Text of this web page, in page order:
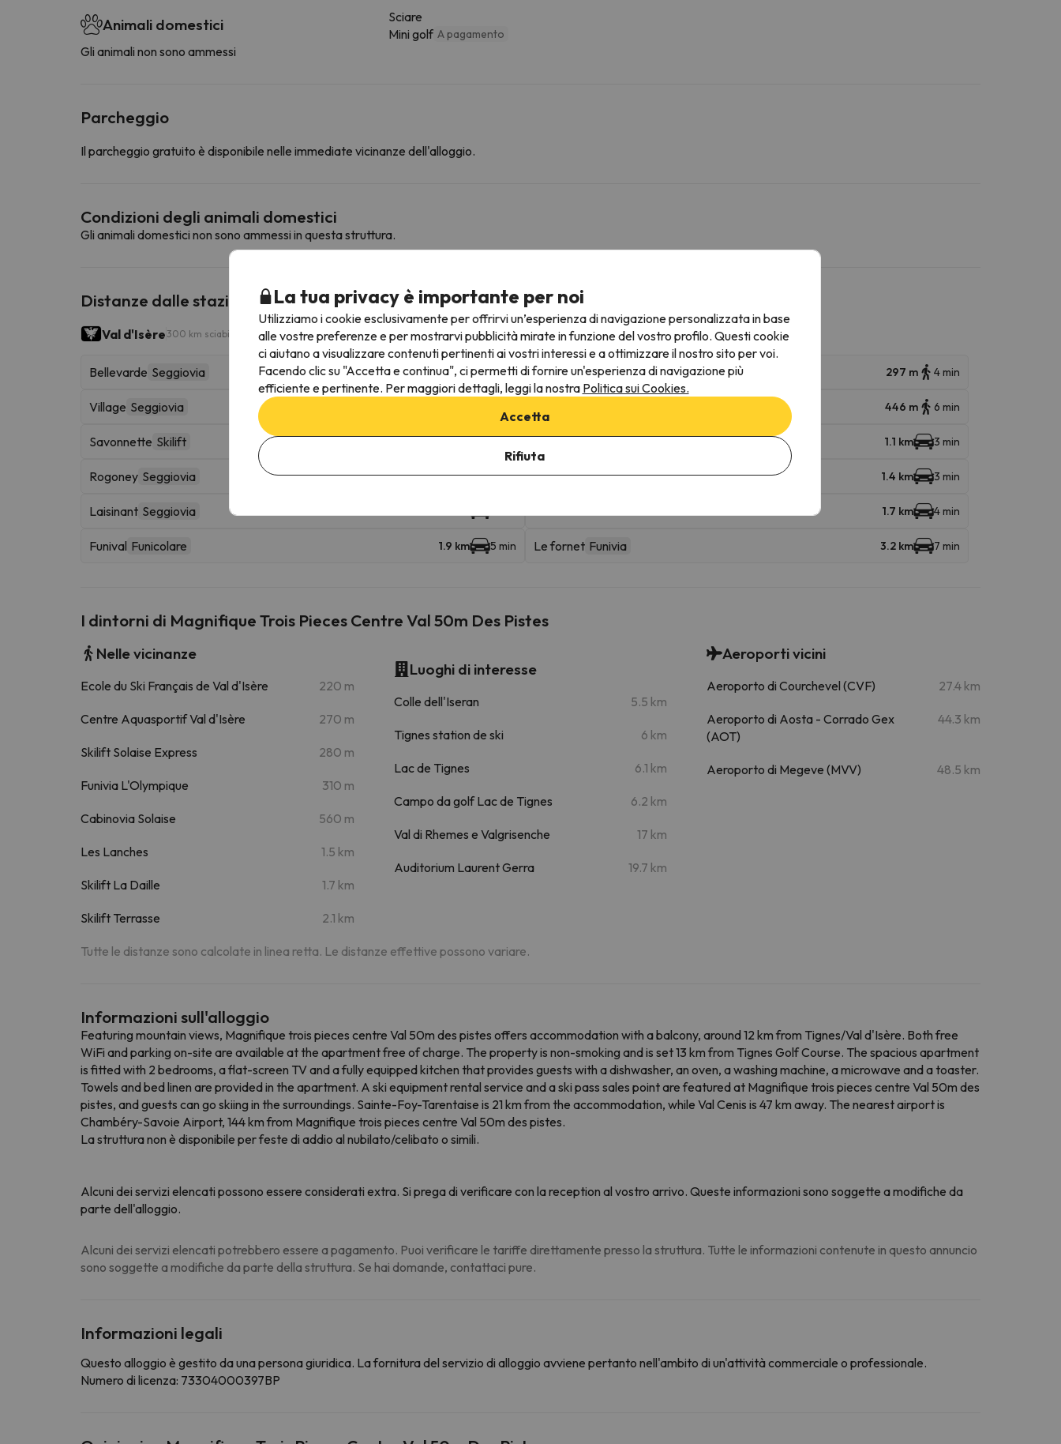
Animali domestici
Gli animali non sono ammessi
Sciare
Mini golf A pagamento
Parcheggio
Il parcheggio gratuito è disponibile nelle immediate vicinanze dell'alloggio.
Condizioni degli animali domestici
Gli animali domestici non sono ammessi in questa struttura.
Distanze dalle stazioni sciistiche vicine
Val d'Isère 300 km sciabili
Bellevarde Seggiovia 244 m 4 min Solaise Cabinovia 297 m 4 min
Village Seggiovia 446 m 6 min
Savonnette Skilift 451 m 7 min Legettaz Skilift 1.1 km 3 min
Rogoney Seggiovia 1.1 km 4 min Lasinant 1.4 km 3 min
Laisinant Seggiovia 1.7 km 4 min
Funival Funicolare 1.9 km 5 min Le fornet Funivia 3.2 km 7 min
I dintorni di Magnifique Trois Pieces Centre Val 50m Des Pistes
Nelle vicinanze
Ecole du Ski Français de Val d'Isère 220 m
Centre Aquasportif Val d'Isère 270 m
Skilift Solaise Express 280 m
Funivia L'Olympique 310 m
Cabinovia Solaise 560 m
Les Lanches 1.5 km
Skilift La Daille 1.7 km
Skilift Terrasse 2.1 km
Luoghi di interesse
Colle dell'Iseran 5.5 km
Tignes station de ski 6 km
Lac de Tignes 6.1 km
Campo da golf Lac de Tignes 6.2 km
Val di Rhemes e Valgrisenche 17 km
Auditorium Laurent Gerra 19.7 km
Aeroporti vicini
Aeroporto di Courchevel (CVF) 27.4 km
Aeroporto di Aosta - Corrado Gex
(AOT)
44.3 km
Aeroporto di Megeve (MVV) 48.5 km
Tutte le distanze sono calcolate in linea retta. Le distanze effettive possono variare.
Informazioni sull'alloggio
Featuring mountain views, Magnifique trois pieces centre Val 50m des pistes offers accommodation with a balcony, around 12 km from Tignes/Val d'Isère. Both free
WiFi and parking on-site are available at the apartment free of charge. The property is non-smoking and is set 13 km from Tignes Golf Course. The spacious apartment
is fitted with 2 bedrooms, a flat-screen TV and a fully equipped kitchen that provides guests with a dishwasher, an oven, a washing machine, a microwave and a toaster.
Towels and bed linen are provided in the apartment. A ski equipment rental service and a ski pass sales point are featured at Magnifique trois pieces centre Val 50m des
pistes, and guests can go skiing in the surroundings. Sainte-Foy-Tarentaise is 21 km from the accommodation, while Val Cenis is 47 km away. The nearest airport is
Chambéry-Savoie Airport, 144 km from Magnifique trois pieces centre Val 50m des pistes.
La struttura non è disponibile per feste di addio al nubilato/celibato o simili.
Alcuni dei servizi elencati possono essere considerati extra. Si prega di verificare con la reception al vostro arrivo. Queste informazioni sono soggette a modifiche da
parte dell'alloggio.
Alcuni dei servizi elencati potrebbero essere a pagamento. Puoi verificare le tariffe direttamente presso la struttura. Tutte le informazioni contenute in questo annuncio
sono soggette a modifiche da parte della struttura. Se hai domande, contattaci pure.
Informazioni legali
Questo alloggio è gestito da una persona giuridica. La fornitura del servizio di alloggio avviene pertanto nell'ambito di un'attività commerciale o professionale.
Numero di licenza: 73304000397BP
La tua privacy è importante per noi
Utilizziamo i cookie esclusivamente per offrirvi un’esperienza di navigazione personalizzata in base
alle vostre preferenze e per mostrarvi pubblicità mirate in funzione del vostro profilo. Questi cookie
ci aiutano a visualizzare contenuti pertinenti ai vostri interessi e a ottimizzare il nostro sito per voi.
Facendo clic su "Accetta e continua", ci permetti di fornire un'esperienza di navigazione più
efficiente e pertinente. Per maggiori dettagli, leggi la nostra Politica sui Cookies.
Accetta
Rifiuta